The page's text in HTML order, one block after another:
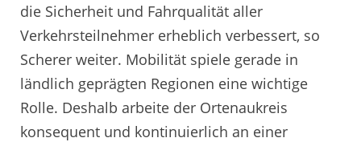
die Sicherheit und Fahrqualität aller
Verkehrsteilnehmer erheblich verbessert, so
Scherer weiter. Mobilität spiele gerade in
ländlich geprägten Regionen eine wichtige
Rolle. Deshalb arbeite der Ortenaukreis
konsequent und kontinuierlich an einer